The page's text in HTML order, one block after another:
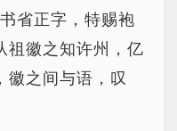
省正字，特赐袍
祖徽之知许州，亿
徽之间与语，叹